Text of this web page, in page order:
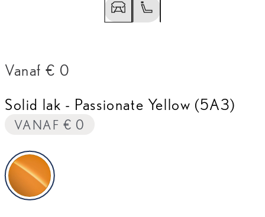
Vanaf € 0
Solid lak - Passionate Yellow (5A3)
VANAF € 0
Passionate Yellow (5A3)